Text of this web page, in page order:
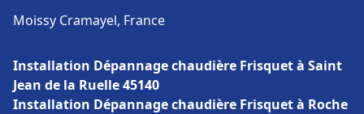
Moissy Cramayel, France
Installation Dépannage chaudière Frisquet à Saint
Jean de la Ruelle 45140
Installation Dépannage chaudière Frisquet à Roche